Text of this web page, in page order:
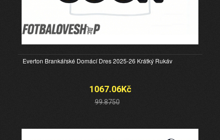
Everton Brankářské Domácí Dres 2025-26 Krátký Rukáv
1067.06Kč
99.8750